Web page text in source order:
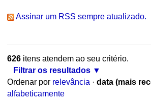
Assinar um RSS sempre atualizado.
626itens atendem ao seu critério.
Filtrar os resultados
Ordenar por relevância · data (mais
alfabeticamente